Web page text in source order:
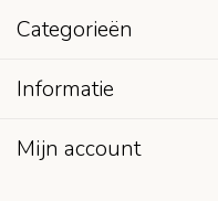
Categorieën
Informatie
Mijn account